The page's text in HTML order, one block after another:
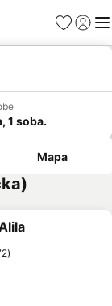
FavoritiPrijavi
1 soba.
Mapa